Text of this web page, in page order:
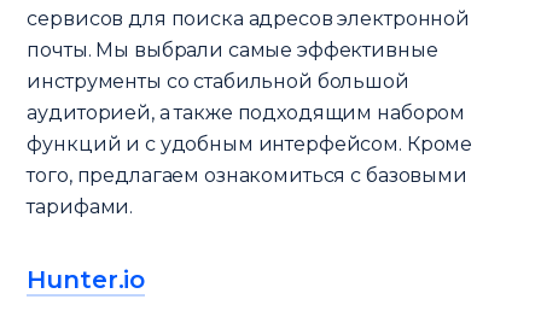
сервисов для поиска адресов электронной
почты. Мы выбрали самые эффективные
инструменты со стабильной большой
аудиторией, а также подходящим набором
функций и с удобным интерфейсом. Кроме
того, предлагаем ознакомиться с базовыми
тарифами.
Hunter.io